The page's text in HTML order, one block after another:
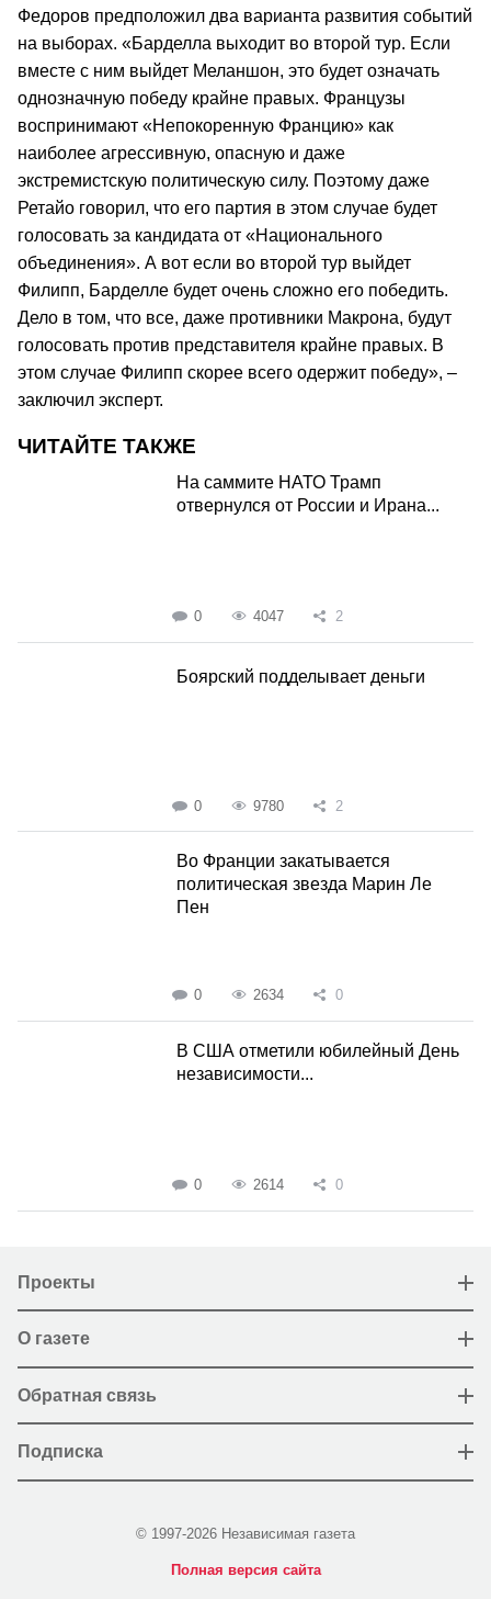
Федоров предположил два варианта развития событий
на выборах. «Барделла выходит во второй тур. Если
вместе с ним выйдет Меланшон, это будет означать
однозначную победу крайне правых. Французы
воспринимают «Непокоренную Францию» как
наиболее агрессивную, опасную и даже
экстремистскую политическую силу. Поэтому даже
Ретайо говорил, что его партия в этом случае будет
голосовать за кандидата от «Национального
объединения». А вот если во второй тур выйдет
Филипп, Барделле будет очень сложно его победить.
Дело в том, что все, даже противники Макрона, будут
голосовать против представителя крайне правых. В
этом случае Филипп скорее всего одержит победу», –
заключил эксперт.
ЧИТАЙТЕ ТАКЖЕ
На саммите НАТО Трамп
отвернулся от России и Ирана...
0 4047 2
Боярский подделывает деньги
0 9780 2
Во Франции закатывается
политическая звезда Марин Ле
Пен
0 2634 0
В США отметили юбилейный День
независимости...
0 2614 0
Проекты
О газете
Обратная связь
Подписка
© 1997-2026 Независимая газета
Полная версия сайта